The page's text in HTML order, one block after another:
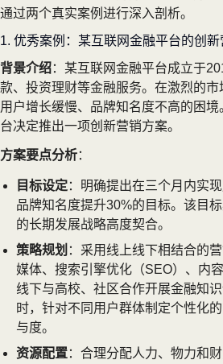
通过两个真实案例进行深入剖析。
1. 优秀案例：某互联网金融平台的创
背景介绍：某互联网金融平台成立于
款、投资理财等金融服务。在激烈的
用户增长缓慢、品牌知名度不高的困
台决定推出一项创新营销方案。
方案要点分析：
目标设定：明确提出在三个月内实
品牌知名度提升30%的目标。该目
的长期发展战略高度契合。
策略规划 ：采用线上线下相结合的
媒体、搜索引擎优化（SEO）、内
线下与高校、社区合作开展金融知
时，针对不同用户群体制定个性化
与度。
资源配置：合理分配人力、物力和